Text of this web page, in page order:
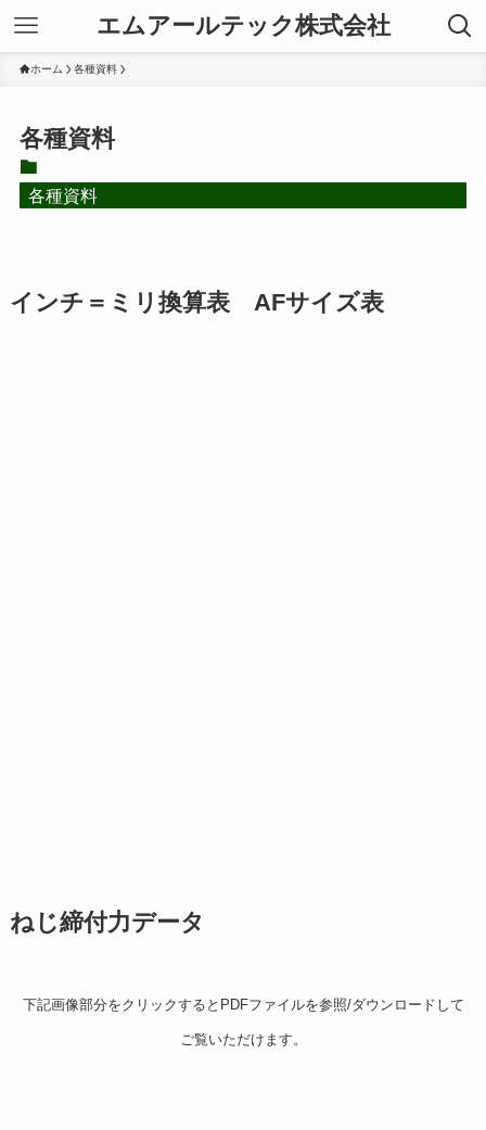
エムアールテック株式会社
ホーム 各種資料
各種資料
各種資料
インチ＝ミリ換算表 AFサイズ表
ねじ締付力データ
下記画像部分をクリックするとPDFファイルを参照/ダウンロードして
ご覧いただけます。